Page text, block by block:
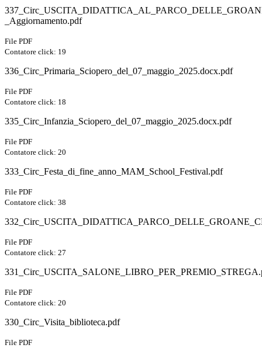
_Aggiornamento.pdf
File PDF
Contatore click: 19
336_Circ_Primaria_Sciopero_del_07_maggio_2025.docx.pdf
File PDF
Contatore click: 18
335_Circ_Infanzia_Sciopero_del_07_maggio_2025.docx.pdf
File PDF
Contatore click: 20
333_Circ_Festa_di_fine_anno_MAM_School_Festival.pdf
File PDF
Contatore click: 38
File PDF
Contatore click: 27
File PDF
Contatore click: 20
330_Circ_Visita_biblioteca.pdf
File PDF